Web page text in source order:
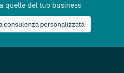
quelle del tuo business
consulenza personalizzata